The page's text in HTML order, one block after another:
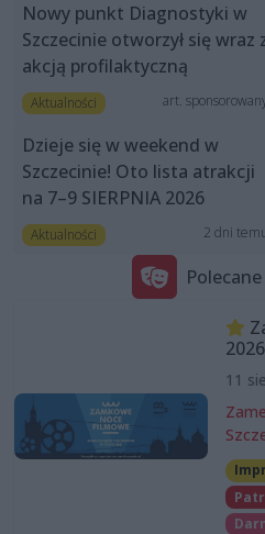
Nowy punkt Diagnostyki w
Szczecinie otworzył się wraz
akcją profilaktyczną
Aktualności art.
Dzieje się w weekend w
Szczecinie! Oto lista atrakcji
na 7–9 SIERPNIA 2026
Aktualności 2 dni
11